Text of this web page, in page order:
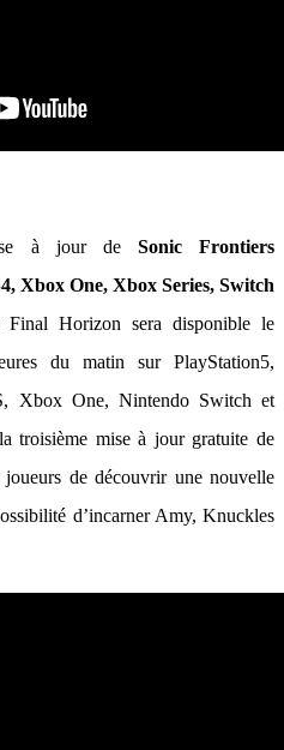
à jour de Sonic Frontiers
Xbox One, Xbox Series, Switch
Horizon sera disponible le
du matin sur PlayStation5,
Xbox One, Nintendo Switch et
troisième mise à jour gratuite de
de découvrir une nouvelle
d’incarner Amy, Knuckles